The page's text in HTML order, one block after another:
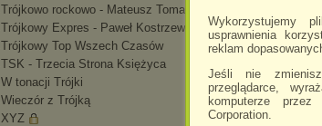
Wykorzystujemy
usprawnienia
reklam
Jeśli nie
przeglądarce,
komputerze
Corporation.
Trójkowo rockowo - Mateusz Tomaszuk
Trójkowy Expres - Paweł Kostrzewa
Trójkowy Top Wszech Czasów
TSK - Trzecia Strona Księżyca
W tonacji Trójki
Wieczór z Trójką
XYZ